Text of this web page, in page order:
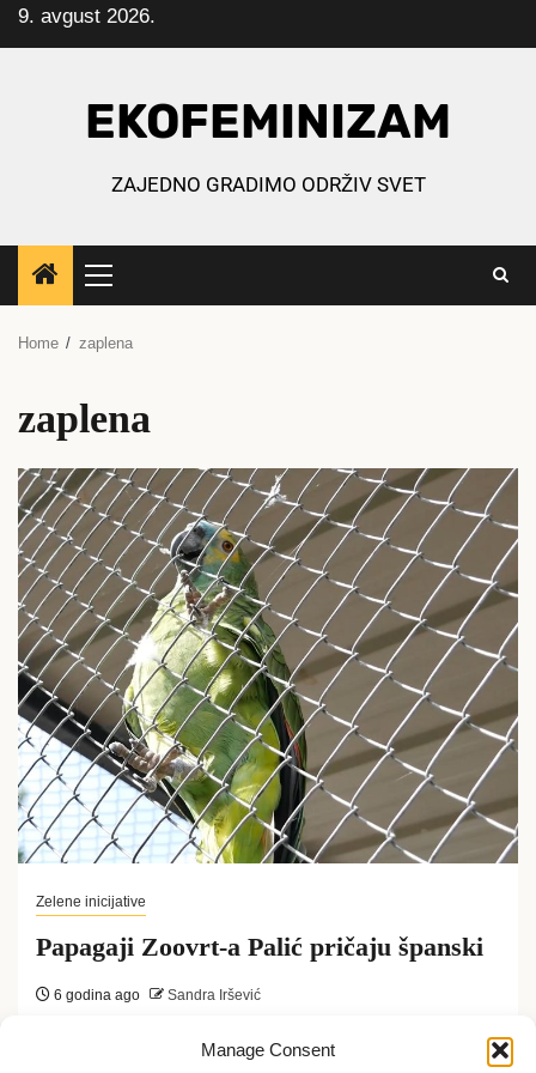
Manage Consent
Skip
to
9. avgust 2026.
EKOFEMINIZAM
ZAJEDNO GRADIMO ODRŽIV SVET
Primary
Menu
Home zaplena
zaplena
Zelene inicijative
Papagaji Zoovrt-a Palić pričaju španski
6 godina ago Sandra Iršević
Arije opere “Karmen” Žorža Bizea mogu da se čuju